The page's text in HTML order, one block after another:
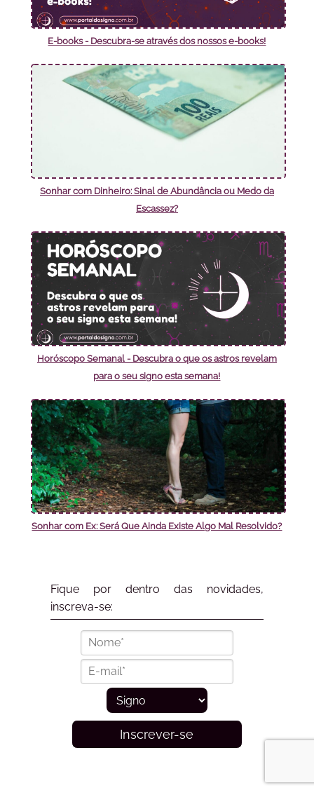
E-books - Descubra-se através dos nossos e-books!
Sonhar com Dinheiro: Sinal de Abundância ou Medo da
Escassez?
Horóscopo Semanal - Descubra o que os astros revelam
para o seu signo esta semana!
Sonhar com Ex: Será Que Ainda Existe Algo Mal Resolvido?
Fique por dentro das novidades,
inscreva-se:
Inscrever-se